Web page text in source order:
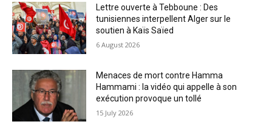
Lettre ouverte à Tebboune : Des
tunisiennes interpellent Alger sur le
soutien à Kaïs Saïed
6 August 2026
Menaces de mort contre Hamma
Hammami : la vidéo qui appelle à son
exécution provoque un tollé
15 July 2026